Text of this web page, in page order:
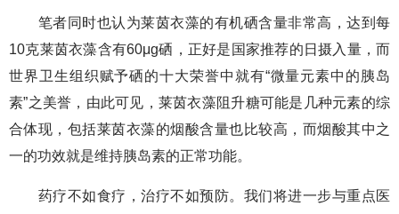
笔者同时也认为莱茵衣藻的有机硒含量非常高，达到每
10克莱茵衣藻含有60μg硒，正好是国家推荐的日摄入量，而
世界卫生组织赋予硒的十大荣誉中就有“微量元素中的胰岛
素”之美誉，由此可见，莱茵衣藻阻升糖可能是几种元素的综
合体现，包括莱茵衣藻的烟酸含量也比较高，而烟酸其中之
一的功效就是维持胰岛素的正常功能。
药疗不如食疗，治疗不如预防。我们将进一步与重点医